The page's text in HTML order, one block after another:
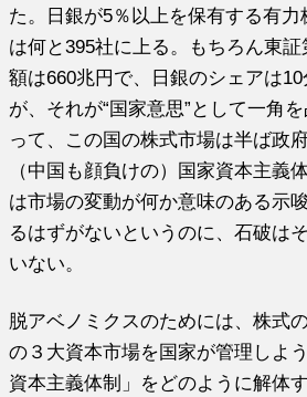
た。日銀が5％以上を保有する有
は何と395社に上る。もちろん東
額は660兆円で、日銀のシェアは
が、それが“国家意思”として一角
って、この国の株式市場は半ば政
（中国も顔負けの）国家資本主義
は市場の変動が何か意味のある示
るはずがないというのに、石破は
いない。
脱アベノミクスのためには、株式
の３大資本市場を国家が管理しよ
資本主義体制」をどのように解体